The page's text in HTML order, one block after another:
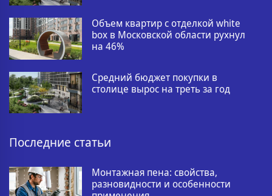
Объем квартир с отделкой white
box в Московской области рухнул
на 46%
Средний бюджет покупки в
столице вырос на треть за год
Последние статьи
Монтажная пена: свойства,
разновидности и особенности